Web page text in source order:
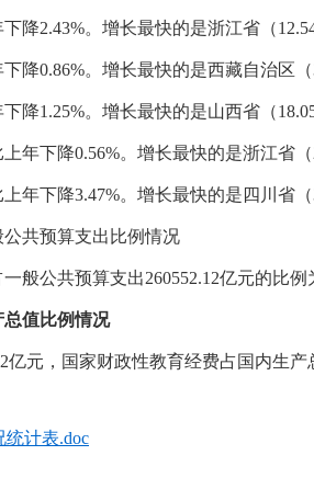
2.43%。增长最快的是浙江省（
0.86%。增长最快的是西藏自治区（
1.25%。增长最快的是山西省（
下降0.56%。增长最快的是浙江省（
下降3.47%。增长最快的是四川省（
共预算支出比例情况
公共预算支出260552.12亿元的比例
值比例情况
元，国家财政性教育经费占国内生产
统计表.doc